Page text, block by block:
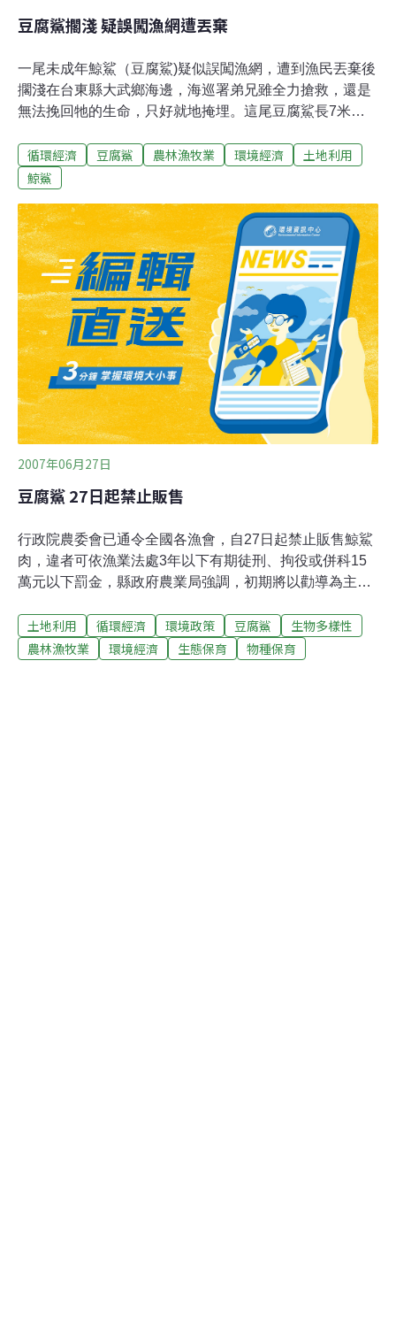
豆腐鯊擱淺 疑誤闖漁網遭丟棄
一尾未成年鯨鯊（豆腐鯊)疑似誤闖漁網，遭到漁民丟棄後
擱淺在台東縣大武鄉海邊，海巡署弟兄雖全力搶救，還是
無法挽回牠的生命，只好就地掩埋。這尾豆腐鯊長7米，
是管制捕捉魚類，今年的管制數量是30尾，早在今年3月
27日就已經達到管制數目，禁止捕捉，已經捕捉的應該在
隊表示，鯨魚、海豚或是鯊魚都是海洋生態的上層掠食
者，同時也是海洋最佳的健康指標，台灣每年鯨豚擱淺數
目不在少數，原因不外乎是游至靠近岸邊的海域，退潮後
擱淺，所以海巡署呼籲大家，如有發現類似情形，請撥打
118報案專線，讓大家一起為台灣的海洋生態盡一份心
力。
循環經濟 豆腐鯊 農林漁牧業 環境經濟
土地利用
鯨鯊
2007年06月27日
豆腐鯊 27日起禁止販售
行政院農委會已通令全國各漁會，自27日起禁止販售鯨鯊
肉，違者可依漁業法處3年以下有期徒刑、拘役或併科15
萬元以下罰金，縣政府農業局強調，初期將以勸導為主，
示，鯨鯊並非保育類動物，但名列華盛頓公約組織
（CITES）的保育物種，農委會近年來都會訂出限額，總
土地利用 循環經濟 環境政策 豆腐鯊
生物多樣性
農林漁牧業
環境經濟 生態保育 物種保育